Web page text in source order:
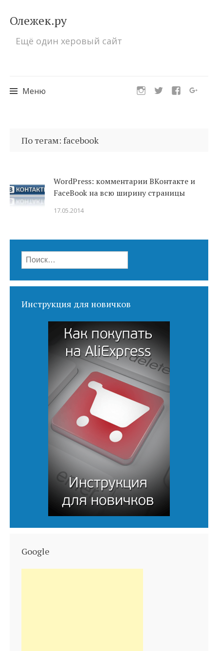
Олежек.ру
Ещё один херовый сайт
Меню
кПо тегам: facebook
WordPress: комментарии ВКонтакте и
FaceBook на всю ширину страницы
17.05.2014
Найти:
Инструкция для новичков
Google